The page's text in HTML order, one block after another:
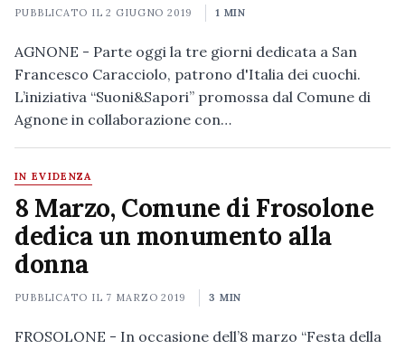
PUBBLICATO IL2 GIUGNO 2019 1 MIN
AGNONE - Parte oggi la tre giorni dedicata a San
Francesco Caracciolo, patrono d'Italia dei cuochi.
L’iniziativa “Suoni&Sapori” promossa dal Comune di
Agnone in collaborazione con…
IN EVIDENZA
8 Marzo, Comune di Frosolone
dedica un monumento alla
donna
PUBBLICATO IL 7 MARZO 2019 3 MIN
FROSOLONE - In occasione dell’8 marzo “Festa della